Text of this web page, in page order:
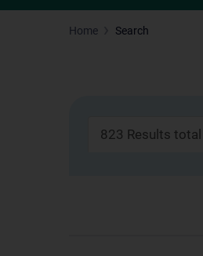
Home Search
823 Results total